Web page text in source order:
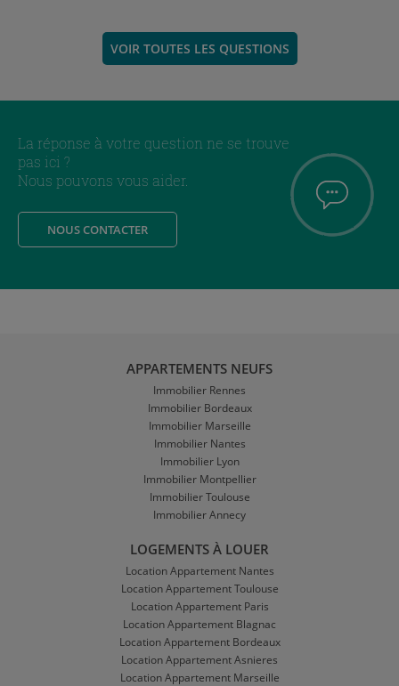
VOIR TOUTES LES QUESTIONS
La réponse à votre question ne se trouve
pas ici ?
Nous pouvons vous aider.
NOUS CONTACTER
APPARTEMENTS NEUFS
Immobilier Rennes
Immobilier Bordeaux
Immobilier Marseille
Immobilier Nantes
Immobilier Lyon
Immobilier Montpellier
Immobilier Toulouse
Immobilier Annecy
LOGEMENTS À LOUER
Location Appartement Nantes
Location Appartement Toulouse
Location Appartement Paris
Location Appartement Blagnac
Location Appartement Bordeaux
Location Appartement Asnieres
Location Appartement Marseille